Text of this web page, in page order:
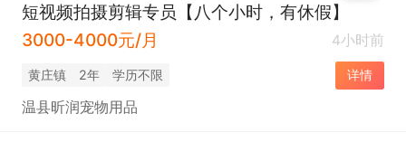
短视频拍摄剪辑专员【八个小时，有休假】
3000-4000元/月
4小时前
黄庄镇 2年 学历不限 详情
温县昕润宠物用品